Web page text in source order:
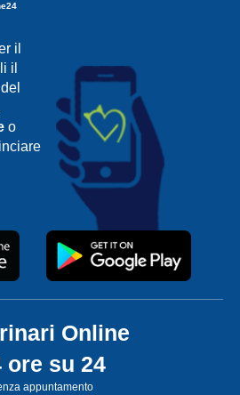
il
il
o
Online
ore su 24
appuntamento